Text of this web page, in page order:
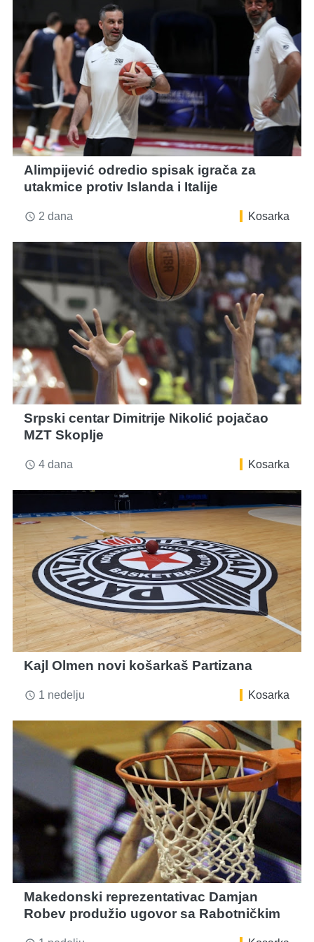
Alimpijević odredio spisak igrača za
utakmice protiv Islanda i Italije
access_time 2 dana Kosarka
Srpski centar Dimitrije Nikolić pojačao
MZT Skoplje
access_time 4 dana Kosarka
Kajl Olmen novi košarkaš Partizana
access_time 1 nedelju Kosarka
Makedonski reprezentativac Damjan
Robev produžio ugovor sa Rabotničkim